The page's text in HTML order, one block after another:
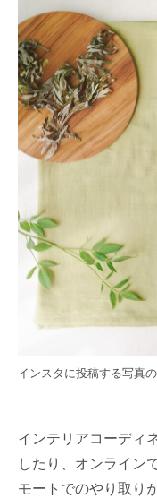
インスタに投稿する写真
インテリアコーディ
したり、オンライン
モートでのやり取り